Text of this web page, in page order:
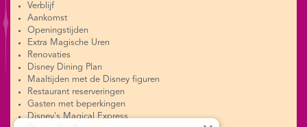
Verblijf
Aankomst
Openingstijden
Extra Magische Uren
Renovaties
Disney Dining Plan
Maaltijden met de Disney figuren
Restaurant reserveringen
Gasten met beperkingen
Disney's Magical Express